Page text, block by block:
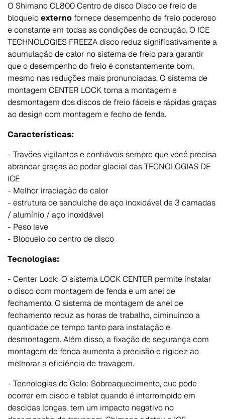
O Shimano CL800 Centro de disco Disco de freio de
bloqueioexterno fornece desempenho de freio poderoso
e constante em todas as condições de condução. O ICE
TECHNOLOGIES FREEZA disco reduz significativamente a
acumulação de calor no sistema de freio para garantir
que o desempenho do freio é constantemente bom,
mesmo nas reduções mais pronunciadas. O sistema de
montagem CENTER LOCK torna a montagem e
desmontagem dos discos de freio fáceis e rápidas graças
ao design com montagem e fecho de fenda.
Características:
- Travões vigilantes e confiáveis sempre que você precisa
abrandar graças ao poder glacial das TECNOLOGIAS DE
ICE
- Melhor irradiação de calor
- estrutura de sanduíche de aço inoxidável de 3 camadas
/ alumínio / aço inoxidável
- Peso leve
- Bloqueio do centro de disco
Tecnologias:
- Center Lock: O sistema LOCK CENTER permite instalar
o disco com montagem de fenda e um anel de
fechamento. O sistema de montagem de anel de
fechamento reduz as horas de trabalho, diminuindo a
quantidade de tempo tanto para instalação e
desmontagem. Além disso, a fixação de segurança com
montagem de fenda aumenta a precisão e rigidez ao
melhorar a eficiência de travagem.
- Tecnologias de Gelo: Sobreaquecimento, que pode
ocorrer em disco e tablet quando é interrompido em
descidas longas, tem um impacto negativo no